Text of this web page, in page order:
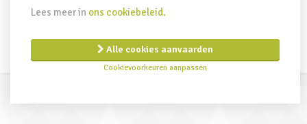
IDD Richtlijn Disclaimer Privacy clausule
Created by Insucommerce
Lees meer in ons cookiebeleid.
Alle cookies aanvaarden
Cookievoorkeuren aanpassen